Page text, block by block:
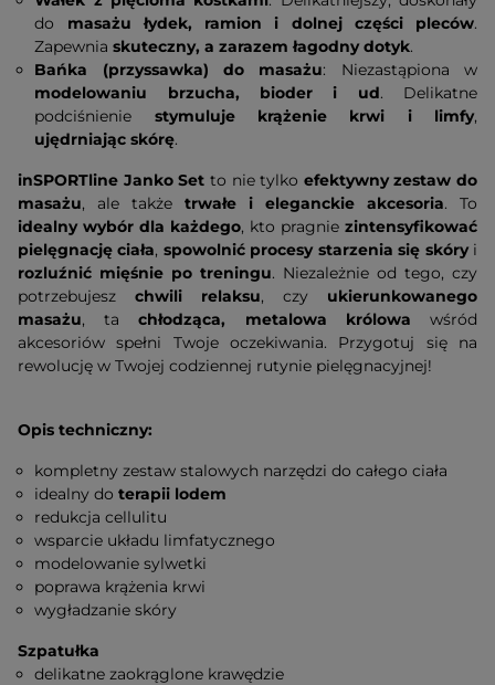
do masażu łydek, ramion i dolnej części pleców.
Zapewniaskuteczny, a zarazem łagodny dotyk.
Bańka (przyssawka) do masażu: Niezastąpiona w
modelowaniu brzucha, bioder i ud. Delikatne
podciśnienie stymuluje krążenie krwi i limfy,
ujędrniając skórę.
inSPORTline Janko Set to nie tylko efektywny zestaw do
masażu, ale także trwałe i eleganckie akcesoria. To
idealny wybór dla każdego, kto pragnie zintensyfikować
pielęgnację ciała, spowolnić procesy starzenia się skóryi
rozluźnić mięśnie po treningu. Niezależnie od tego, czy
potrzebujesz chwili relaksu, czy ukierunkowanego
masażu, tachłodząca, metalowa królowa wśród
akcesoriów spełni Twoje oczekiwania. Przygotuj się na
rewolucję w Twojej codziennej rutynie pielęgnacyjnej!
Opis techniczny:
kompletny zestaw stalowych narzędzi do całego ciała
idealny doterapii lodem
redukcja cellulitu
wsparcie układu limfatycznego
modelowanie sylwetki
poprawa krążenia krwi
wygładzanie skóry
Szpatułka
delikatne zaokrąglone krawędzie